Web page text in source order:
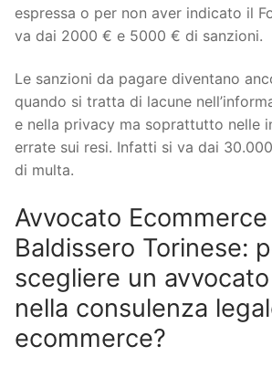
espressa o per non aver indicato il
va dai 2000 € e 5000 € di sanzioni.
Le sanzioni da pagare diventano
quando si tratta di lacune
e nella privacy ma soprattutto nelle
errate sui resi. Infatti si va dai
di multa.
Avvocato Ecommerce
Baldissero Torinese:
scegliere un
nella consulenza
ecommerce?